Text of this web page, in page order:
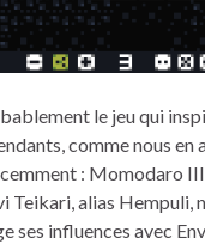
le jeu qui
comme nous en
: Momodaro
alias Hempuli,
ses influences avec